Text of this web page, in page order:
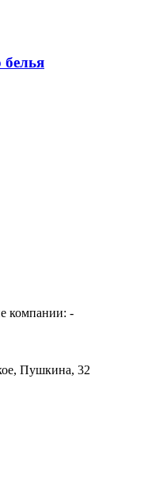
белья
компании: -
Пушкина, 32